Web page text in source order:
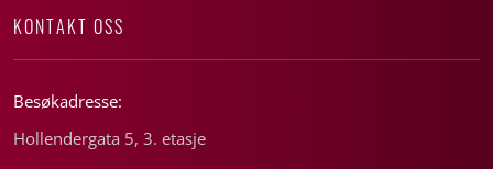
KONTAKT OSS
Besøkadresse:
Hollendergata 5, 3. etasje